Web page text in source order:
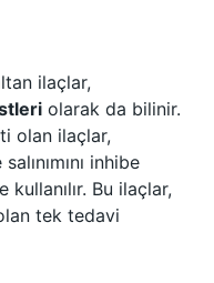
ilaçlar,
olarak da bilinir.
olan ilaçlar,
inhibe
Bu ilaçlar,
tek tedavi